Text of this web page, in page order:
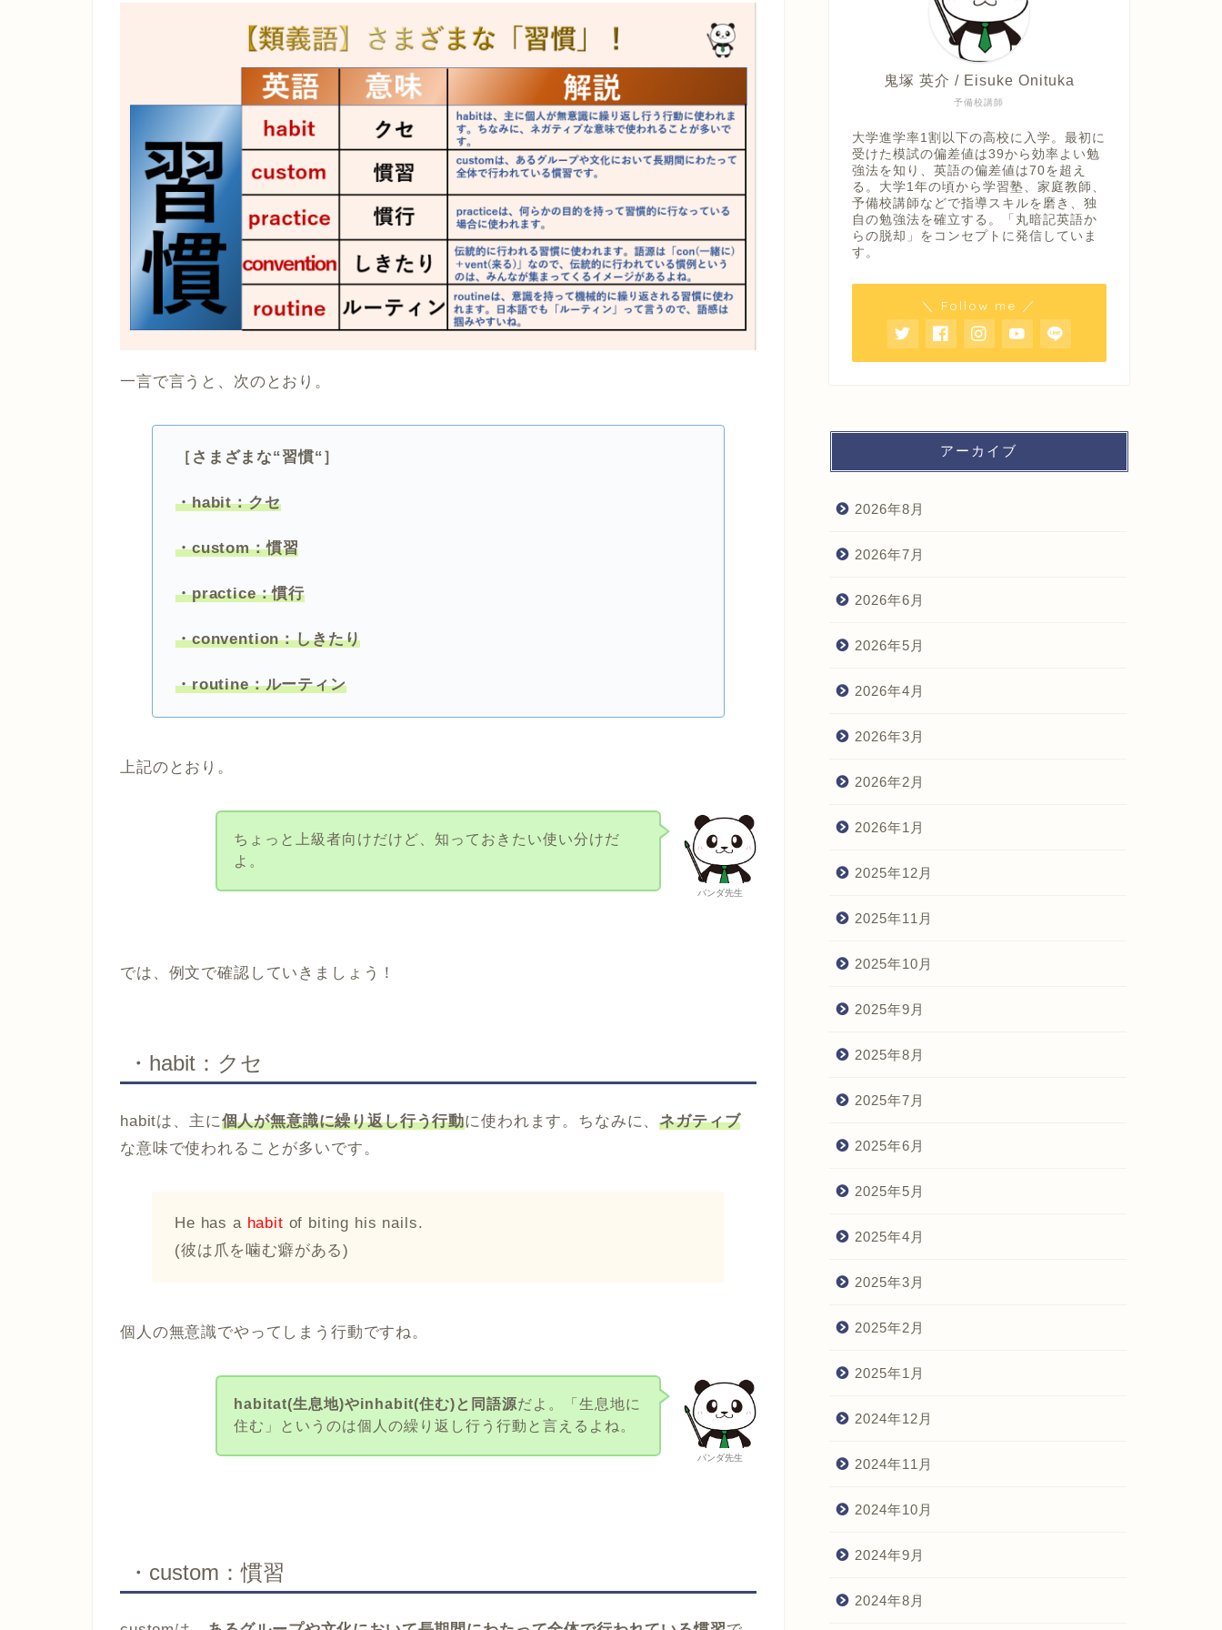
一言で言うと、次のとおり。
［さまざまな“習慣“］
・habit：クセ
・custom：慣習
・practice：慣行
・convention：しきたり
・routine：ルーティン
上記のとおり。
パンダ先生
ちょっと上級者向けだけど、知っておきたい使い分けだ
よ。
では、例文で確認していきましょう！
・habit：クセ
habitは、主に個人が無意識に繰り返し行う行動に使われます。ちなみに、ネガティブ
な意味で使われることが多いです。
He has a habit of biting his nails.
(彼は爪を噛む癖がある)
個人の無意識でやってしまう行動ですね。
パンダ先生
habitat(生息地)やinhabit(住む)と同語源だよ。「生息地に
住む」というのは個人の繰り返し行う行動と言えるよね。
・custom：慣習
予備校講師
鬼塚 英介 / Eisuke Onituka
大学進学率1割以下の高校に入学。最初に
受けた模試の偏差値は39から効率よい勉
強法を知り、英語の偏差値は70を超え
る。大学1年の頃から学習塾、家庭教師、
予備校講師などで指導スキルを磨き、独
自の勉強法を確立する。「丸暗記英語か
らの脱却」をコンセプトに発信していま
す。
＼ Follow me ／
アーカイブ
2026年8月
2026年7月
2026年6月
2026年5月
2026年4月
2026年3月
2026年2月
2026年1月
2025年12月
2025年11月
2025年10月
2025年9月
2025年8月
2025年7月
2025年6月
2025年5月
2025年4月
2025年3月
2025年2月
2025年1月
2024年12月
2024年11月
2024年10月
2024年9月
2024年8月